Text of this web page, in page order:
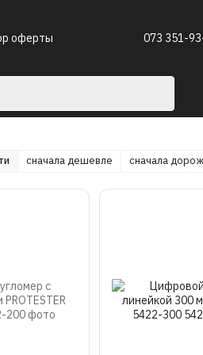
оферты
073 351-
сначала дешевле сначала